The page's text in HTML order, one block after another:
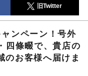
旧Twitter
ンペーン！号外
四條畷で、貴店の
のお客様へ届けま